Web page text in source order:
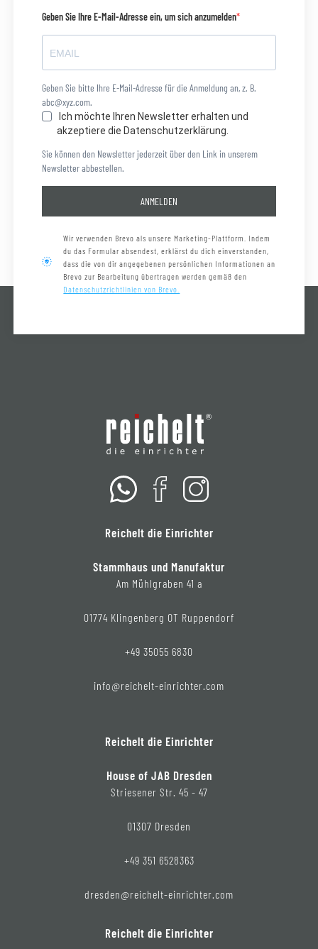
Geben Sie Ihre E-Mail-Adresse ein, um sich anzumelden
Geben Sie bitte Ihre E-Mail-Adresse für die Anmeldung an, z. B.
abc@xyz.com.
Ich möchte Ihren Newsletter erhalten und
akzeptiere die Datenschutzerklärung.
Sie können den Newsletter jederzeit über den Link in unserem
Newsletter abbestellen.
ANMELDEN
Wir verwenden Brevo als unsere Marketing-Plattform. Indem
du das Formular absendest, erklärst du dich einverstanden,
dass die von dir angegebenen persönlichen Informationen an
Brevo zur Bearbeitung übertragen werden gemäß den
Datenschutzrichtlinien von Brevo.
Reichelt die Einrichter
Stammhaus und Manufaktur
Am Mühlgraben 41 a
01774 Klingenberg OT Ruppendorf
+49 35055 6830
info@reichelt-einrichter.com
Reichelt die Einrichter
House of JAB Dresden
Striesener Str. 45 - 47
01307 Dresden
+49 351 6528363
dresden@reichelt-einrichter.com
Reichelt die Einrichter